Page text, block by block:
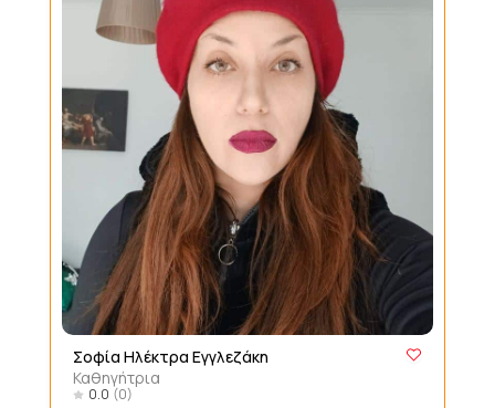
Σοφία Ηλέκτρα Εγγλεζάκη
Καθηγήτρια
0.0 (0)